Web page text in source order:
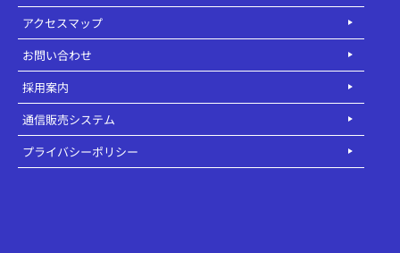
アクセスマップ
お問い合わせ
採用案内
通信販売システム
プライバシーポリシー